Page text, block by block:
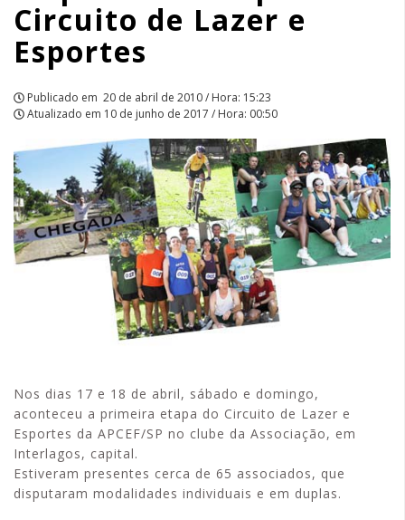
Esportes
|
APCEF/SP
Circuito de Lazer e
Esportes
Publicado em 20 de abril de 2010 / Hora: 15:23
Atualizado em 10 de junho de 2017 / Hora: 00:50
Nos dias 17 e 18 de abril, sábado e domingo,
aconteceu a primeira etapa do Circuito de Lazer e
Esportes da APCEF/SP no clube da Associação, em
Interlagos, capital.
Estiveram presentes cerca de 65 associados, que
disputaram modalidades individuais e em duplas.